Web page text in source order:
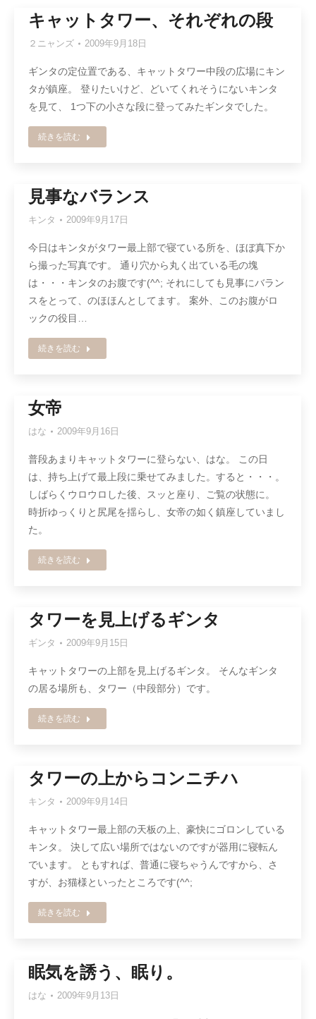
キャットタワー、それぞれの段
２ニャンズ 2009年9月18日
ギンタの定位置である、キャットタワー中段の広場にキン
タが鎮座。 登りたいけど、どいてくれそうにないキンタ
を見て、 1つ下の小さな段に登ってみたギンタでした。
続きを読む
見事なバランス
キンタ 2009年9月17日
今日はキンタがタワー最上部で寝ている所を、ほぼ真下か
ら撮った写真です。 通り穴から丸く出ている毛の塊
は・・・キンタのお腹です(^^; それにしても見事にバラン
スをとって、のほほんとしてます。 案外、このお腹がロ
ックの役目…
続きを読む
女帝
はな 2009年9月16日
普段あまりキャットタワーに登らない、はな。 この日
は、持ち上げて最上段に乗せてみました。すると・・・。
しばらくウロウロした後、スッと座り、ご覧の状態に。
時折ゆっくりと尻尾を揺らし、女帝の如く鎮座していまし
た。
続きを読む
タワーを見上げるギンタ
ギンタ 2009年9月15日
キャットタワーの上部を見上げるギンタ。 そんなギンタ
の居る場所も、タワー（中段部分）です。
続きを読む
タワーの上からコンニチハ
キンタ 2009年9月14日
キャットタワー最上部の天板の上、豪快にゴロンしている
キンタ。 決して広い場所ではないのですが器用に寝転ん
でいます。 ともすれば、普通に寝ちゃうんですから、さ
すが、お猫様といったところです(^^;
続きを読む
眠気を誘う、眠り。
はな 2009年9月13日